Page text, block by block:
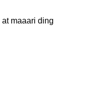
maaari ding